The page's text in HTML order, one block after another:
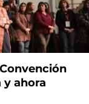
ahora